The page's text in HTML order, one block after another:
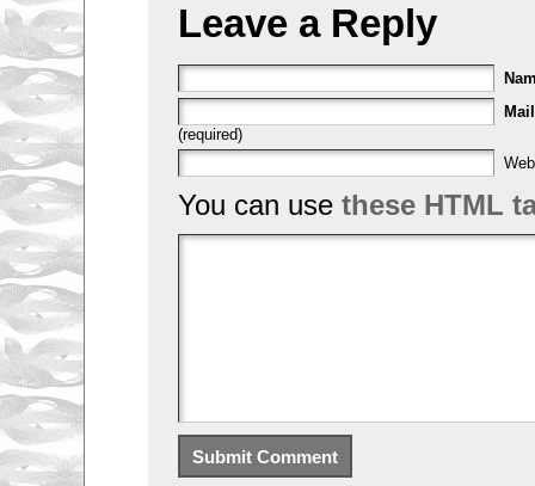
Leave a Reply
Mail
(required)
You can use these HTML